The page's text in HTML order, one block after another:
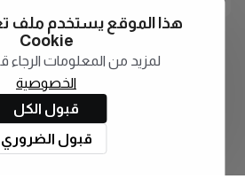
هذا الموقع يستخدم ملف
Cookie
لمزيد من المعلومات الرجاء
الخصوصية
قبول الكل
قبول الضروري